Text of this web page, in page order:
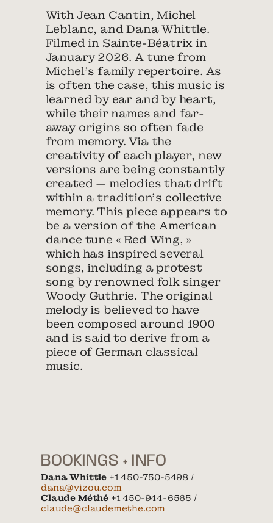
With Jean Cantin, Michel
Leblanc, and Dana Whittle.
Filmed in Sainte-Béatrix in
January 2026. A tune from
Michel’s family repertoire. As
is often the case, this music is
learned by ear and by heart,
while their names and far-
away origins so often fade
from memory. Via the
creativity of each player, new
versions are being constantly
created — melodies that drift
within a tradition’s collective
memory. This piece appears to
be a version of the American
dance tune « Red Wing, »
which has inspired several
songs, including a protest
song by renowned folk singer
Woody Guthrie. The original
melody is believed to have
been composed around 1900
and is said to derive from a
piece of German classical
music.
BOOKINGS + INFO
Dana Whittle +1 450-750-5498 /
dana@vizou.com
Claude Méthé +1 450-944-6565 /
claude@claudemethe.com